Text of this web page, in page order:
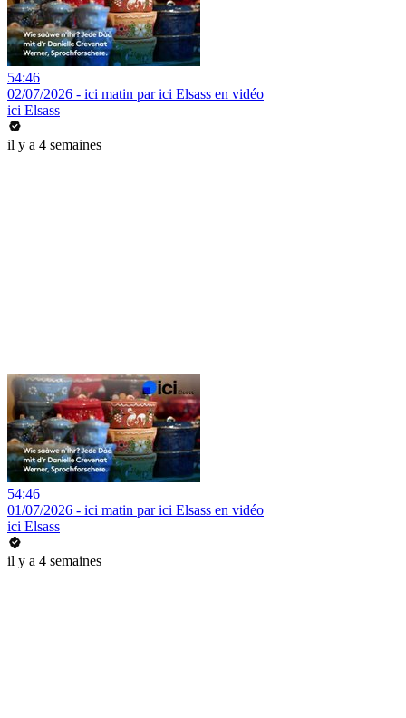
54:46
02/07/2026 - ici matin par ici Elsass en vidéo
ici Elsass
il y a 4 semaines
54:46
01/07/2026 - ici matin par ici Elsass en vidéo
ici Elsass
il y a 4 semaines